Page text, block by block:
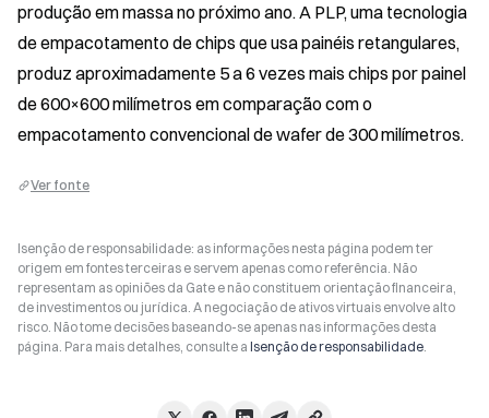
produção em massa no próximo ano. A PLP, uma tecnologia
de empacotamento de chips que usa painéis retangulares,
produz aproximadamente 5 a 6 vezes mais chips por painel
de 600×600 milímetros em comparação com o
empacotamento convencional de wafer de 300 milímetros.
Ver fonte
Isenção de responsabilidade: as informações nesta página podem ter
origem em fontes terceiras e servem apenas como referência. Não
representam as opiniões da Gate e não constituem orientação financeira,
de investimentos ou jurídica. A negociação de ativos virtuais envolve alto
risco. Não tome decisões baseando-se apenas nas informações desta
página. Para mais detalhes, consulte a Isenção de responsabilidade.